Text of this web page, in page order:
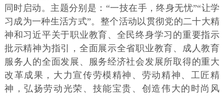
同时启动。主题分别是：“一技在手，终身无忧”“让学
习成为一种生活方式”。整个活动以贯彻党的二十大精
神和习近平关于职业教育、全民终身学习的重要指示
批示精神为指引，全面展示全省职业教育、成人教育
服务人的全面发展、服务经济社会发展所取得的重大
改革成果，大力宣传劳模精神、劳动精神、工匠精
神，弘扬劳动光荣、技能宝贵、创造伟大的时尚风